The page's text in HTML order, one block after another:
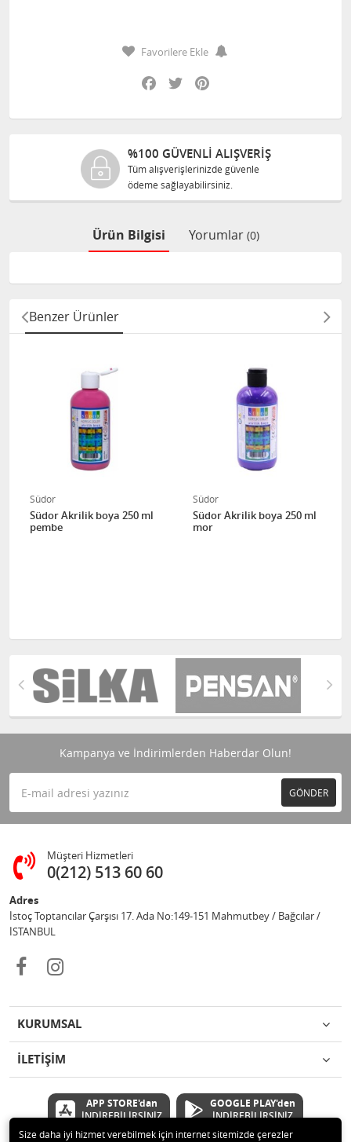
Favorilere Ekle
Facebook
Twitter
%100 GÜVENLİ ALIŞVERİŞ
Tüm alışverişlerinizde güvenle
ödeme sağlayabilirsiniz.
Ürün Bilgisi Yorumlar (0)
Benzer Ürünler
Südor
Südor Akrilik boya 250 ml
pembe
Südor
Südor Akrilik boya 250 ml
mor
Kampanya ve İndirimlerden Haberdar Olun!
GÖNDER
Müşteri Hizmetleri
0(212) 513 60 60
Adres
İstoç Toptancılar Çarşısı 17. Ada No:149-151 Mahmutbey / Bağcılar /
İSTANBUL
KURUMSAL
İLETİŞİM
APP STORE'dan
İNDİREBİLİRSİNİZ
GOOGLE PLAY'den
İNDİREBİLİRSİNİZ
Size daha iyi hizmet verebilmek için internet sitemizde çerezler